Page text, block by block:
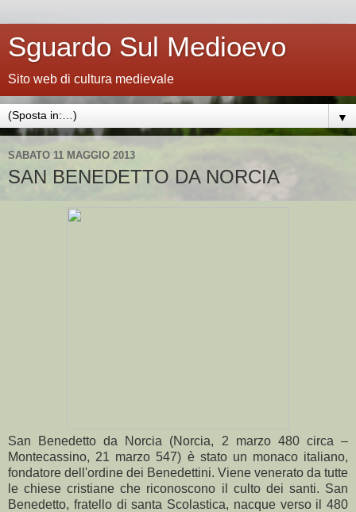
Sguardo Sul Medioevo
Sito web di cultura medievale
▼
SABATO 11 MAGGIO 2013
SAN BENEDETTO DA NORCIA
San Benedetto da Norcia (Norcia, 2 marzo 480 circa –
Montecassino, 21 marzo 547) è stato un monaco italiano,
fondatore dell'ordine dei Benedettini. Viene venerato da tutte
le chiese cristiane che riconoscono il culto dei santi. San
Benedetto, fratello di santa Scolastica, nacque verso il 480